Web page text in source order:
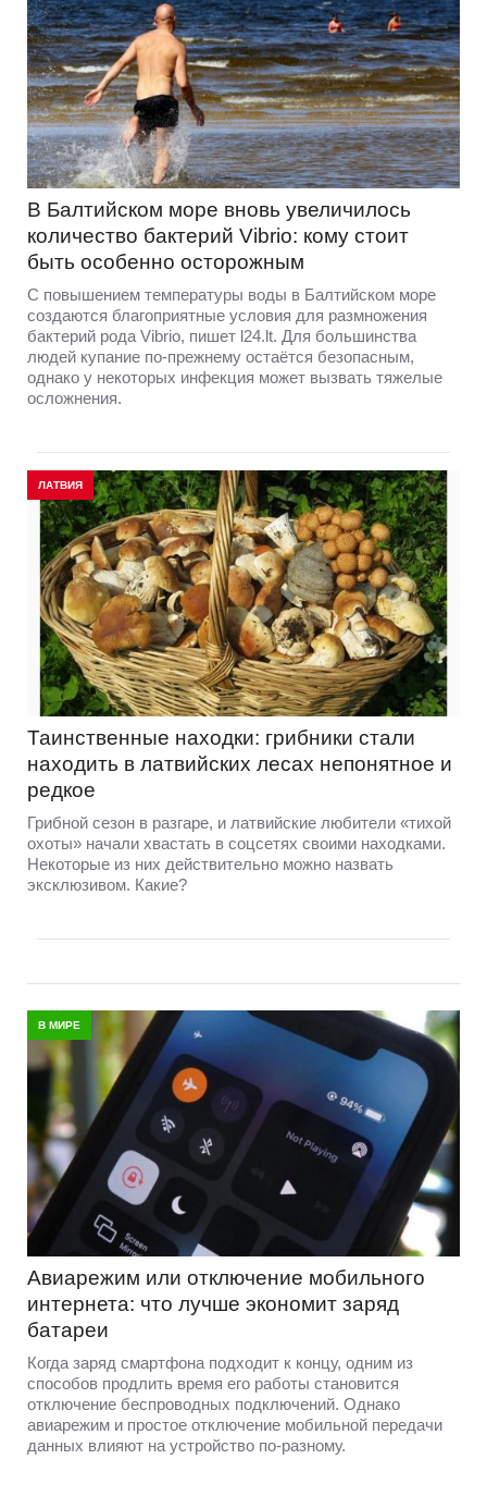
В Балтийском море вновь увеличилось
количество бактерий Vibrio: кому стоит
быть особенно осторожным
С повышением температуры воды в Балтийском море
создаются благоприятные условия для размножения
бактерий рода Vibrio, пишет l24.lt. Для большинства
людей купание по-прежнему остаётся безопасным,
однако у некоторых инфекция может вызвать тяжелые
осложнения.
ЛАТВИЯ
Таинственные находки: грибники стали
находить в латвийских лесах непонятное и
редкое
Грибной сезон в разгаре, и латвийские любители «тихой
охоты» начали хвастать в соцсетях своими находками.
Некоторые из них действительно можно назвать
эксклюзивом. Какие?
В МИРЕ
Авиарежим или отключение мобильного
интернета: что лучше экономит заряд
батареи
Когда заряд смартфона подходит к концу, одним из
способов продлить время его работы становится
отключение беспроводных подключений. Однако
авиарежим и простое отключение мобильной передачи
данных влияют на устройство по-разному.